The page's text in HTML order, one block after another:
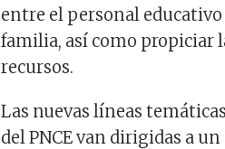
entre el personal educativo
familia, así como propiciar
recursos.
Las nuevas líneas
del PNCE van dirigidas a